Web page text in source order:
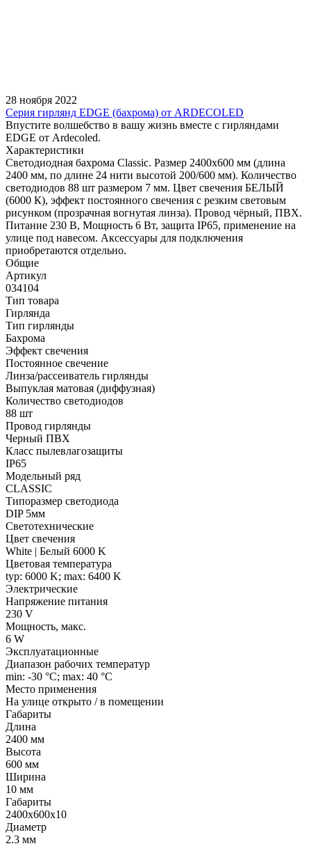
28 ноября 2022
Серия гирлянд EDGE (бахрома) от ARDECOLED
Впустите волшебство в вашу жизнь вместе с гирляндами
EDGE от Ardecoled.
Характеристики
Светодиодная бахрома Classic. Размер 2400x600 мм (длина
2400 мм, по длине 24 нити высотой 200/600 мм). Количество
светодиодов 88 шт размером 7 мм. Цвет свечения БЕЛЫЙ
(6000 К), эффект постоянного свечения с резким световым
рисунком (прозрачная вогнутая линза). Провод чёрный, ПВХ.
Питание 230 В, Мощность 6 Вт, защита IP65, применение на
улице под навесом. Аксессуары для подключения
приобретаются отдельно.
Общие
Артикул
034104
Тип товара
Гирлянда
Тип гирлянды
Бахрома
Эффект свечения
Постоянное свечение
Линза/рассеиватель гирлянды
Выпуклая матовая (диффузная)
Количество светодиодов
88 шт
Провод гирлянды
Черный ПВХ
Класс пылевлагозащиты
IP65
Модельный ряд
CLASSIC
Типоразмер светодиода
DIP 5мм
Светотехнические
Цвет свечения
White | Белый 6000 K
Цветовая температура
typ: 6000 K; max: 6400 K
Электрические
Напряжение питания
230 V
Мощность, макс.
6 W
Эксплуатационные
Диапазон рабочих температур
min: -30 °C; max: 40 °C
Место применения
На улице открыто / в помещении
Габариты
Длина
2400 мм
Высота
600 мм
Ширина
10 мм
Габариты
2400x600x10
Диаметр
2.3 мм